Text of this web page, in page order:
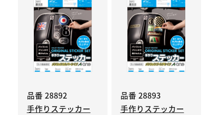
品番 28892
手作りステッカー
品番 28893
手作りステッカー